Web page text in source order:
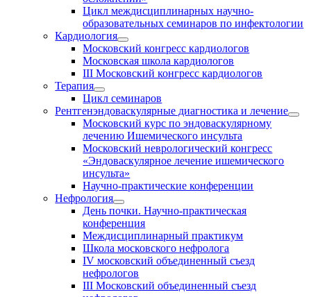
Цикл междисциплинарных научно-
образовательных семинаров по инфектологии
Кардиология
Московский конгресс кардиологов
Московская школа кардиологов
III Московский конгресс кардиологов
Терапия
Цикл семинаров
Рентгенэндоваскулярные диагностика и лечение
Московский курс по эндоваскулярному
лечению Ишемического инсульта
Московский неврологический конгресс
«Эндоваскулярное лечение ишемического
инсульта»
Научно-практические конференции
Нефрология
День почки. Научно-практическая
конференция
Междисциплинарный практикум
Школа московского нефролога
IV московский объединенный съезд
нефрологов
III Московский объединенный съезд